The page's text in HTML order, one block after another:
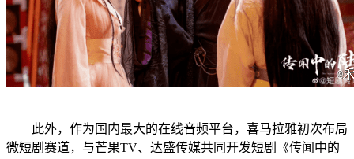
此外，作为国内最大的在线音频平台，喜马拉雅初次布局
微短剧赛道，与芒果TV、达盛传媒共同开发短剧《传闻中的